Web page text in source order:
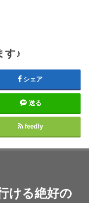
す♪
シェア
送る
feedly
ける絶好の